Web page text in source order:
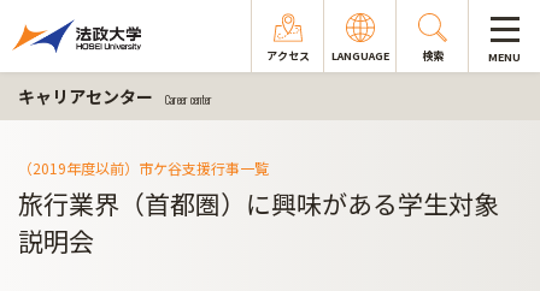
アクセス LANGUAGE 検索 MENU
キャリアセンター Career center
（2019年度以前）市ケ谷支援行事一覧
旅行業界（首都圏）に興味がある学生対象
説明会